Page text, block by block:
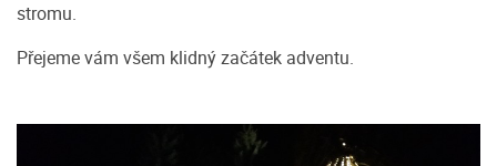
stromu.
Přejeme vám všem klidný začátek adventu.